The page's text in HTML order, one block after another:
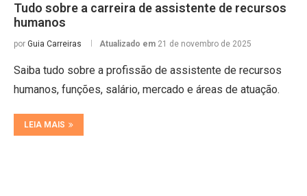
Tudo sobre a carreira de assistente de recursos
humanos
por Guia Carreiras Atualizado em 21 de novembro de 2025
Saiba tudo sobre a profissão de assistente de recursos
humanos, funções, salário, mercado e áreas de atuação.
LEIA MAIS